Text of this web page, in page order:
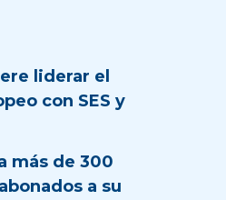
liderar el
con SES y
más de 300
a su